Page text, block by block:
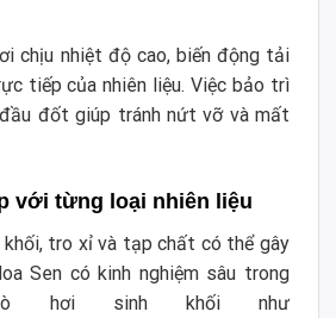
chịu nhiệt độ cao, biến động tải
tiếp của nhiên liệu. Việc bảo trì
đốt giúp tránh nứt vỡ và mất
với từng loại nhiên liệu
tro xỉ và tạp chất có thể gây
Sen có kinh nghiệm sâu trong
hơi sinh khối như